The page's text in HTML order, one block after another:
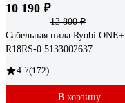
10 190 ₽
13 800 ₽
Сабельная пила Ryobi ONE+
R18RS-0 5133002637
4.7(172)
В корзину